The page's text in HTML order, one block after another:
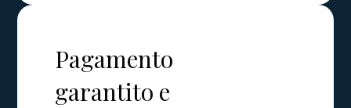
Pagamento
garantito e